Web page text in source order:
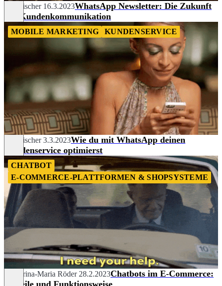
Tim Fischer 16.3.2023WhatsApp Newsletter: Die Zukunft
der Kundenkommunikation
MOBILE MARKETING KUNDENSERVICE
Tim Fischer 3.3.2023Wie du mit WhatsApp deinen
Kundenservice optimierst
CHATBOT
E-COMMERCE-PLATTFORMEN & SHOPSYSTEME
Katharina-Maria Röder 28.2.2023Chatbots im E-Commerce: